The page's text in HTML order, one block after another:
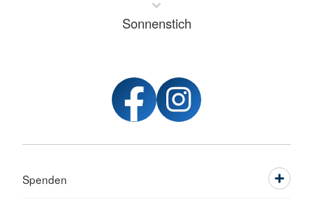
Sonnenstich
Spenden